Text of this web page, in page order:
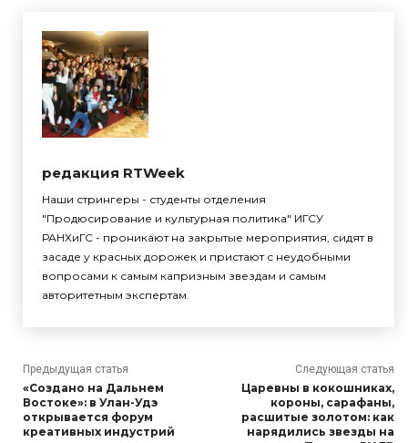
редакция RTWeek
Наши стрингеры - студенты отделения
"Продюсирование и культурная политика" ИГСУ
РАНХиГС - проникают на закрытые мероприятия, сидят в
засаде у красных дорожек и пристают с неудобными
вопросами к самым капризным звездам и самым
авторитетным экспертам.
Предыдущая статья
«Создано на Дальнем
Востоке»: в Улан-Удэ
открывается форум
креативных индустрий
Следующая статья
Царевны в кокошниках,
короны, сарафаны,
расшитые золотом: как
нарядились звезды на